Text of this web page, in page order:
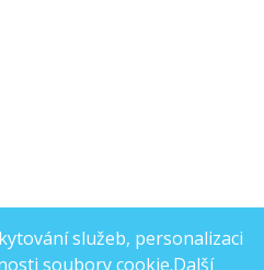
služeb, personalizaci
soubory cookie.Další